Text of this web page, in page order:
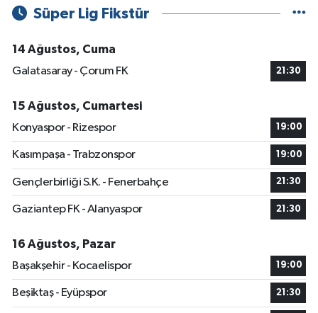
Süper Lig Fikstür
14 Ağustos, Cuma
Galatasaray - Çorum FK
21:30
15 Ağustos, Cumartesi
Konyaspor - Rizespor
19:00
Kasımpaşa - Trabzonspor 19:00
Gençlerbirliği S.K. - Fenerbahçe 21:30
Gaziantep FK - Alanyaspor 21:30
16 Ağustos, Pazar
Başakşehir - Kocaelispor
19:00
Beşiktaş - Eyüpspor 21:30